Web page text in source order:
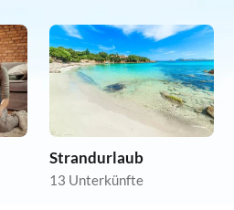
Strandurlaub
13 Unterkünfte